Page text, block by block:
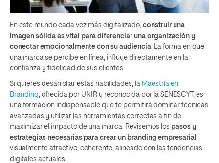
En este mundo cada vez más digitalizado, construir una
imagen sólida es vital para diferenciar una organización y
conectar emocionalmente con su audiencia . La forma en que
una marca se percibe en línea, influye directamente en la
confianza y fidelidad de sus clientes.
Si quieres desarrollar estas habilidades, la Maestría en
Branding , ofrecida por UNIR y reconocida por la SENESCYT, es
una formación indispensable que te permitirá dominar técnicas
avanzadas y utilizar las herramientas correctas a fin de
maximizar el impacto de una marca. Revisemos los pasos y
estrategias necesarias para crear un branding empresarial
visualmente atractivo, coherente, alineado con las tendencias
digitales actuales.